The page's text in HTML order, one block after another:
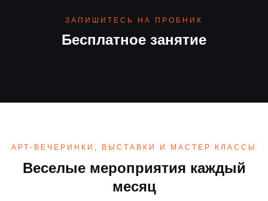
Бесплатное занятие
ЗАПИШИТЕСЬ НА ПРОБНИК
АРТ-ВЕЧЕРИНКИ, ВЫСТАВКИ И МАСТЕР КЛАССЫ
Веселые мероприятия каждый
месяц